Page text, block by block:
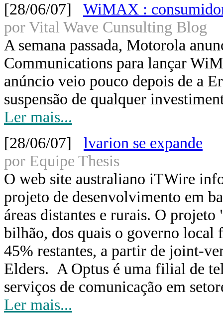
[28/06/07] WiMAX :
por Vital Wave Cunsulting Blog
A semana passada, Motorola
Communications para lançar
anúncio veio pouco depois de a
suspensão de qualquer
Ler mais...
[28/06/07] lvarion se expande
por Equipe Thesis
O web site australiano iTWire
projeto de desenvolvimento em
áreas distantes e rurais. O
bilhão, dos quais o governo local
45% restantes, a partir de joint-
Elders. A Optus é uma filial de
serviços de comunicação em
Ler mais...